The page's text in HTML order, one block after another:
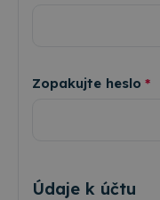
Zopakujte heslo
Údaje k účtu